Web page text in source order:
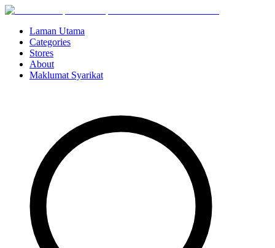
Laman Utama
Categories
Stores
About
Maklumat Syarikat